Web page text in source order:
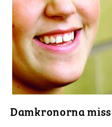
Damkronorna